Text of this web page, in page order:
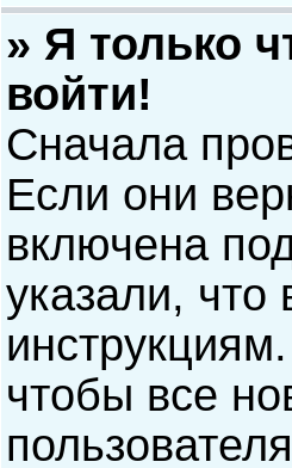
» Я только
войти!
Сначала
Если они
включена
указали,
чтобы все